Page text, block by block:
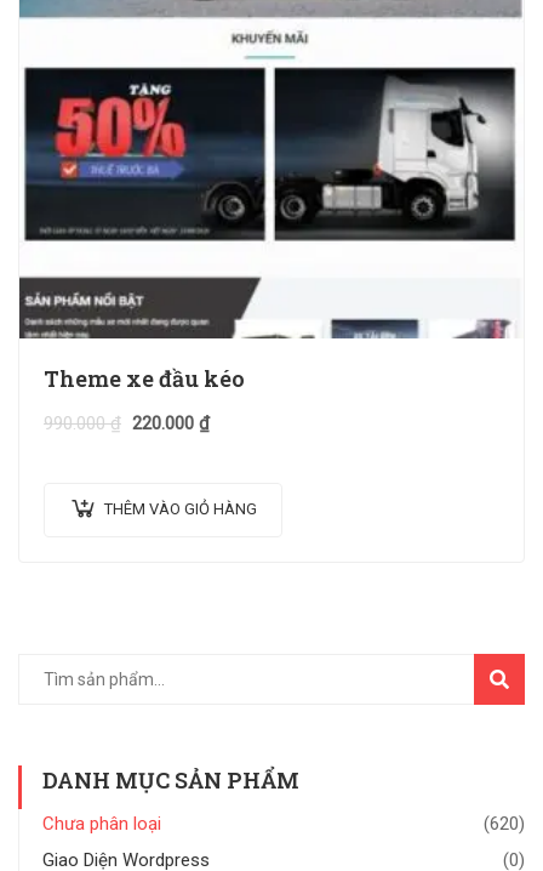
Theme xe đầu kéo
990.000₫ 220.000 ₫
THÊM VÀO GIỎ HÀNG
TÌM
DANH MỤC SẢN PHẨM
Chưa phân loại
(620)
Giao Diện Wordpress
(0)